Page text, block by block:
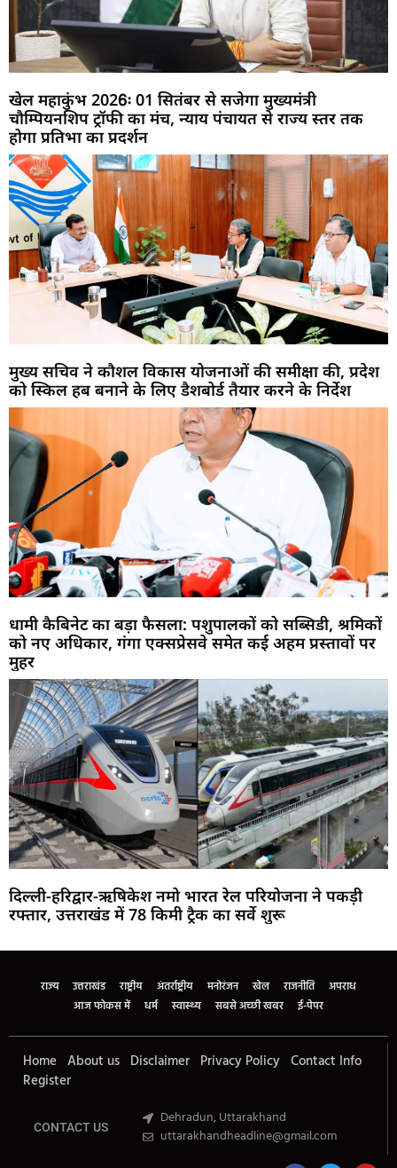
खेल महाकुंभ 2026ः 01 सितंबर से सजेगा मुख्यमंत्री
चौम्पियनशिप ट्रॉफी का मंच, न्याय पंचायत से राज्य स्तर तक
होगा प्रतिभा का प्रदर्शन
मुख्य सचिव ने कौशल विकास योजनाओं की समीक्षा की, प्रदेश
को स्किल हब बनाने के लिए डैशबोर्ड तैयार करने के निर्देश
धामी कैबिनेट का बड़ा फैसला: पशुपालकों को सब्सिडी, श्रमिकों
को नए अधिकार, गंगा एक्सप्रेसवे समेत कई अहम प्रस्तावों पर
मुहर
दिल्ली-हरिद्वार-ऋषिकेश नमो भारत रेल परियोजना ने पकड़ी
रफ्तार, उत्तराखंड में 78 किमी ट्रैक का सर्वे शुरू
राज्य उत्तराखंड राष्ट्रीय अंतर्राष्ट्रीय मनोरंजन खेल राजनीति
अपराध
आज फोकस में
धर्म स्वास्थ्य सबसे अच्छी खबर ई-पेपर
Home About us Disclaimer Privacy Policy Contact Info
Register
CONTACT US
Dehradun, Uttarakhand
uttarakhandheadline@gmail.com